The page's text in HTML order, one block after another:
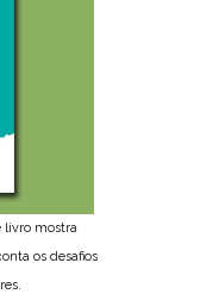
livro mostra
os desafios